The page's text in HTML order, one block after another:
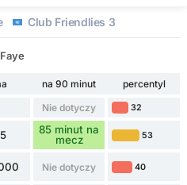
Club Friendlies 3
na 90 minut
percentyl
Nie dotyczy 32
85 minut na
mecz
53
Nie dotyczy 40